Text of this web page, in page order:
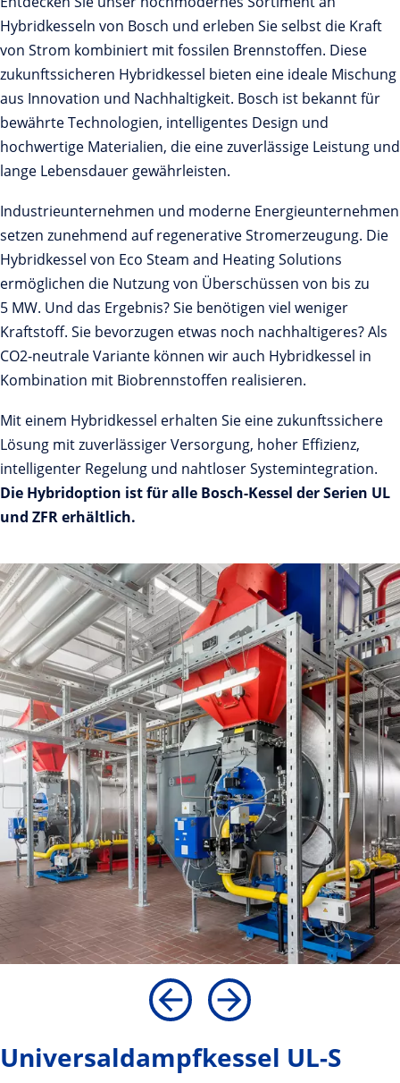
Hybridkesseln von Bosch und erleben Sie selbst die Kraft
von Strom kombiniert mit fossilen Brennstoffen. Diese
zukunftssicheren Hybridkessel bieten eine ideale Mischung
aus Innovation und Nachhaltigkeit. Bosch ist bekannt für
bewährte Technologien, intelligentes Design und
hochwertige Materialien, die eine zuverlässige Leistung und
lange Lebensdauer gewährleisten.
Industrieunternehmen und moderne Energieunternehmen
setzen zunehmend auf regenerative Stromerzeugung. Die
Hybridkessel von Eco Steam and Heating Solutions
ermöglichen die Nutzung von Überschüssen von bis zu
5 MW. Und das Ergebnis? Sie benötigen viel weniger
Kraftstoff. Sie bevorzugen etwas noch nachhaltigeres? Als
CO2-neutrale Variante können wir auch Hybridkessel in
Kombination mit Biobrennstoffen realisieren.
Mit einem Hybridkessel erhalten Sie eine zukunftssichere
Lösung mit zuverlässiger Versorgung, hoher Effizienz,
intelligenter Regelung und nahtloser Systemintegration.
Die Hybridoption ist für alle Bosch-Kessel der Serien UL
und ZFR erhältlich.
Universaldampfkessel UL-S